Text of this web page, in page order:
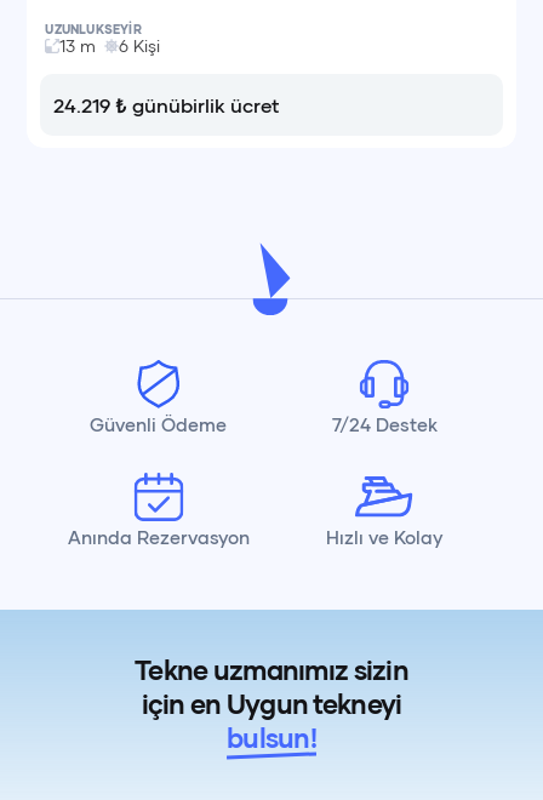
UZUNLUK
13 m
SEYİR
6 Kişi
24.219 ₺ günübirlik ücret
Güvenli Ödeme 7/24 Destek
Anında Rezervasyon Hızlı ve Kolay
Tekne uzmanımız sizin
için en Uygun tekneyi
bulsun!